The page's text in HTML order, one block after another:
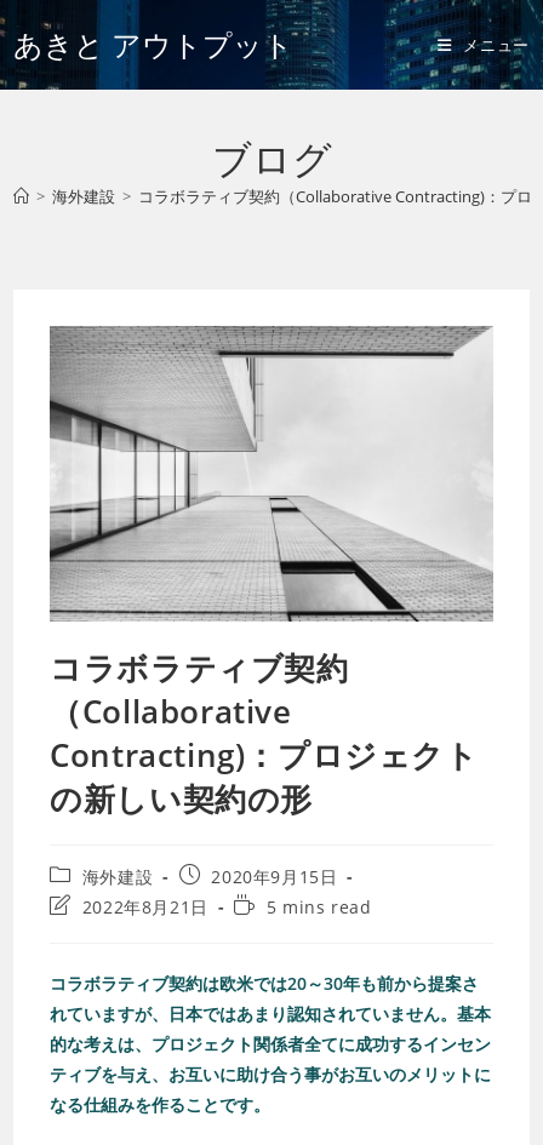
あきと アウトプット メニュー
ブログ
> 海外建設 > コラボラティブ契約（Collaborative Contracting)：プロ
コラボラティブ契約
（Collaborative
Contracting)：プロジェクト
の新しい契約の形
海外建設
2020年9月15日
2022年8月21日
5 mins read
コラボラティブ契約は欧米では20～30年も前から提案さ
れていますが、日本ではあまり認知されていません。基本
的な考えは、プロジェクト関係者全てに成功するインセン
ティブを与え、お互いに助け合う事がお互いのメリットに
なる仕組みを作ることです。